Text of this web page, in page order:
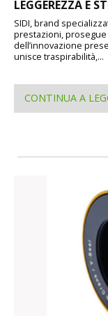
LEGGEREZZA E
SIDI, brand
prestazioni,
dell’innovazione
unisce traspirabilità,...
CONTINUA A